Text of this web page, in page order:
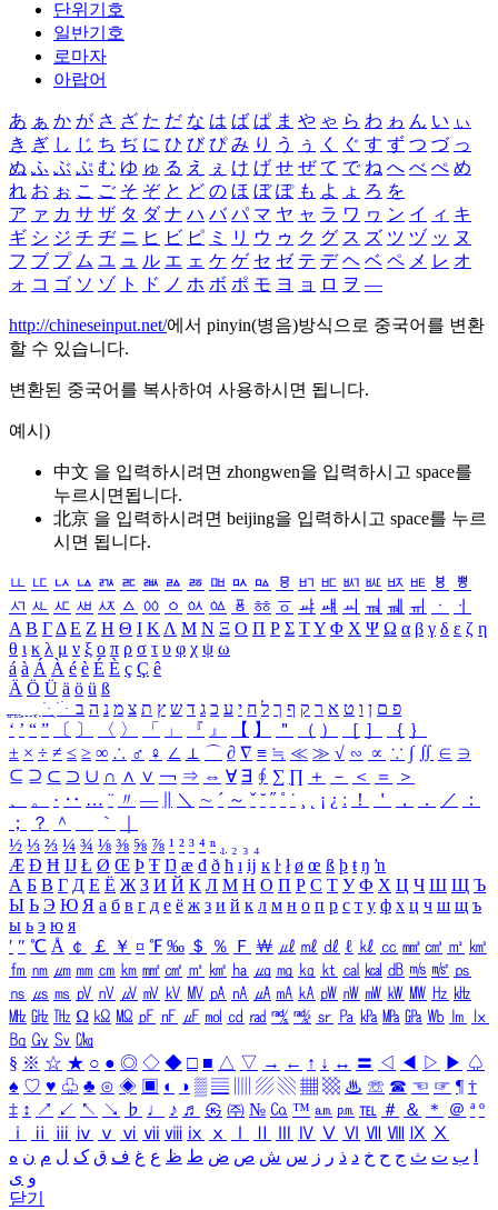
단위기호
일반기호
로마자
아랍어
あ ぁ か が さ ざ た だ な は ば ぱ ま や ゃ ら わ ゎ ん い ぃ
き ぎ し じ ち ぢ に ひ び ぴ み り う ぅ く ぐ す ず つ づ っ
ぬ ふ ぶ ぷ む ゆ ゅ る え ぇ け げ せ ぜ て で ね へ べ ぺ め
れ お ぉ こ ご そ ぞ と ど の ほ ぼ ぽ も よ ょ ろ を
ア ァ カ サ ザ タ ダ ナ ハ バ パ マ ヤ ャ ラ ワ ヮ ン イ ィ キ
ギ シ ジ チ ヂ ニ ヒ ビ ピ ミ リ ウ ゥ ク グ ス ズ ツ ヅ ッ ヌ
フ ブ プ ム ユ ュ ル エ ェ ケ ゲ セ ゼ テ デ ヘ ベ ペ メ レ オ
ォ コ ゴ ソ ゾ ト ド ノ ホ ボ ポ モ ヨ ョ ロ ヲ ―
http://chineseinput.net/에서 pinyin(병음)방식으로 중국어를 변환
할 수 있습니다.
변환된 중국어를 복사하여 사용하시면 됩니다.
예시)
中文 을 입력하시려면 zhongwen을 입력하시고 space를
누르시면됩니다.
北京 을 입력하시려면 beijing을 입력하시고 space를 누르
시면 됩니다.
ㅥ ㅦ ㅧ ㅨ ㅩ ㅪ ㅫ ㅬ ㅭ ㅮ ㅯ ㅰ ㅱ ㅲ ㅳ ㅴ ㅵ ㅶ ㅷ ㅸ
ㅹ
ㅺ ㅻ ㅼ ㅽ ㅾ ㅿ ㆀ ㆁ ㆂ ㆃ ㆄ ㆅ ㆆ ㆇ ㆈ ㆉ ㆊ ㆋ ㆌ ㆍ
ㆎ
Α Β ΓΔ Ε Ζ Η Θ Ι ΚΛ Μ Ν Ξ Ο Π Ρ Σ ΤΥ Φ Χ Ψ Ω α β γ δ ε ζ η
θ ι κ λ μ ν ξ ο π ρ σ τ υ φ χ ψ ω
á à Á À é è É È ç Ç ê
Ä Ö Ü ä ö ü ß
ִֶֹ ֻּ ׁׂ פ ם ן ו ט א ר ק ף ך ל ח י ע כ ג ד ש ץ ת צ מ נ ה ב
‘ ’ “ ” 〔 〕 〈 〉 「 」 『 』 【 】 ＂ （ ） ［ ］ ｛ ｝
± × ÷ ≠ ≤ ≥ ∞ ∴ ♂ ♀ ∠ ⊥ ⌒ ∂ ∇ ≡ ≒ ≪ ≫ √ ∽ ∝ ∵ ∫ ∬ ∈ ∋
⊆ ⊇ ⊂ ⊃ ∪ ∩ ∧ ∨ ￢ ⇒ ⇔ ∀ ∃ ∮ ∑ ∏ ＋ － ＜ ＝
＞
、
。 · ‥ … ¨ 〃 ― ＼ ∼ ´ ～ ˇ ˘ ˝ ˚ ˙ ¸ ¡ ¿ ː ！ ＇ ， ． ／
：
；
？ ＾ ｀
½ ⅓ ⅔ ¼ ¾ ⅛ ⅜ ⅝ ⅞ ¹ ² ³ ⁴ ⁿ ₁ ₂ ₃ ₄
Æ Ð Ħ Ĳ Ł Ø Œ Þ Ŧ Ŋ æ đ ð ħ ı ĳ ĸ ŀ ł ø œ ß þ ŧ ŋ ŉ
А Б В Г Д Е Ё Ж З И Й К Л М Н О П Р С Т У Ф Х Ц Ч Ш Щ Ъ
Ы Ь Э Ю Я а б в г д е ё ж з и й к л м н о п р с т у ф х ц ч ш щ ъ
ы ь э ю я
′ ″ ℃ Å ￠ ￡ ￥ ¤ ℉ ‰ ＄ ％ Ｆ ￦ ㎕ ㎖ ㎗ ℓ ㎘ ㏄ ㎣ ㎤ ㎥ ㎦
㎙ ㎚ ㎛ ㎜ ㎝ ㎞ ㎟ ㎠ ㎡ ㎢ ㏊ ㎍ ㎎ ㎏ ㏏ ㎈ ㎉ ㏈ ㎧ ㎨ ㎰
㎱ ㎲ ㎳ ㎴ ㎵ ㎶ ㎷ ㎸ ㎹ ㎀ ㎁ ㎂ ㎃ ㎄ ㎺ ㎻ ㎽ ㎾ ㎿ ㎐ ㎑
㎒ ㎓ ㎔ Ω ㏀ ㏁ ㎊ ㎋ ㎌ ㏖ ㏅ ㎭ ㎮ ㎯ ㏛ ㎩ ㎪ ㎫ ㎬ ㏝ ㏐
㏓
㏃ ㏉ ㏜ ㏆
§ ※ ☆ ★ ○ ● ◎ ◇ ◆ □ ■ △ ▽ → ← ↑ ↓ ↔ 〓 ◁ ◀ ▷ ▶ ♤
♠ ♡ ♥ ♧ ♣ ⊙ ◈ ▣ ◐ ◑ ▒ ▤ ▨ ▧ ▦ ▩ ♨ ☏ ☎ ☜ ☞ ¶ †
‡ ↕ ↗ ↙ ↖ ↘ ♭ ♩ ♪ ♬ ㉿ ㈜ № ㏇ ™ ㏂ ㏘ ℡ ＃ ＆ ＊ ＠ ª º
ⅰ
ⅱ ⅲ ⅳ ⅴ ⅵ ⅶ ⅷ ⅸ ⅹ Ⅳ Ⅴ Ⅵ Ⅶ Ⅷ Ⅸ Ⅹ
ب ت ث ج ح خ د ذ ر ز س ش ص ض ط ظ ع غ ف ق ک ل م ن ه
و ی
닫기